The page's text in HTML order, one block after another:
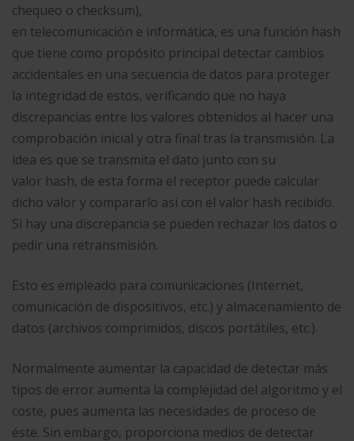
chequeo o checksum),
en telecomunicación e informática, es una función hash
que tiene como propósito principal detectar cambios
accidentales en una secuencia de datos para proteger
la integridad de estos, verificando que no haya
discrepancias entre los valores obtenidos al hacer una
comprobación inicial y otra final tras la transmisión. La
idea es que se transmita el dato junto con su
valor hash, de esta forma el receptor puede calcular
dicho valor y compararlo así con el valor hash recibido.
Si hay una discrepancia se pueden rechazar los datos o
pedir una retransmisión.
Esto es empleado para comunicaciones (Internet,
comunicación de dispositivos, etc.) y almacenamiento de
datos (archivos comprimidos, discos portátiles, etc.).
Normalmente aumentar la capacidad de detectar más
tipos de error aumenta la complejidad del algoritmo y el
coste, pues aumenta las necesidades de proceso de
éste. Sin embargo, proporciona medios de detectar